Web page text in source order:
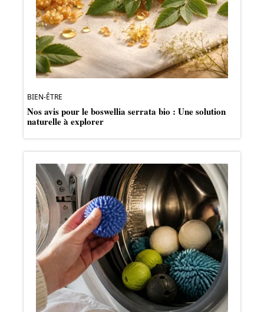
BIEN-ÊTRE
Nos avis pour le boswellia serrata bio : Une solution
naturelle à explorer